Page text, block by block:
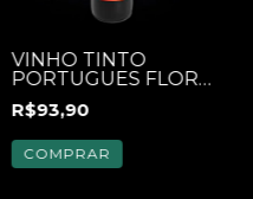
VINHO TINTO
PORTUGUES FLOR
DO ALQUEVE TEJO
750ML
R$93,90
COMPRAR